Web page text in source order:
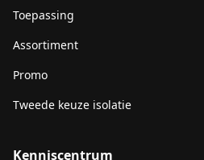
Toepassing
Assortiment
Promo
Tweede keuze isolatie
Kenniscentrum